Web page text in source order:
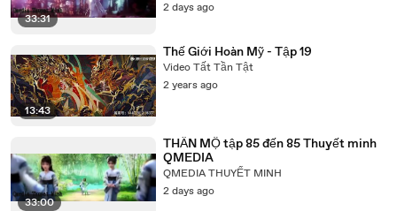
33:31
2 days ago
13:43
Thế Giới Hoàn Mỹ - Tập 19
Video Tất Tần Tật
2 years ago
33:00
THẦN MỘ tập 85 đến 85 Thuyết minh
QMEDIA
QMEDIA THUYẾT MINH
2 days ago